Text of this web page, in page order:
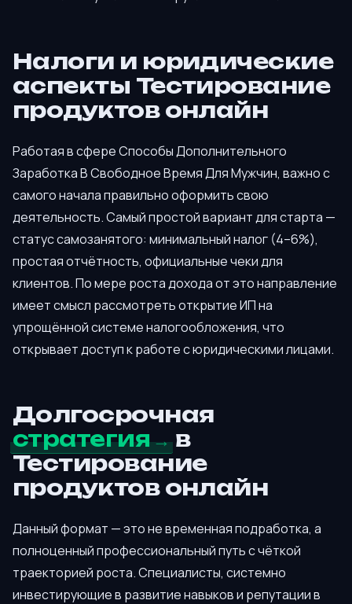
Налоги и юридические
аспекты Тестирование
продуктов онлайн
Работая в сфере Способы Дополнительного
Заработка В Свободное Время Для Мужчин, важно с
самого начала правильно оформить свою
деятельность. Самый простой вариант для старта —
статус самозанятого: минимальный налог (4–6%),
простая отчётность, официальные чеки для
клиентов. По мере роста дохода от это направление
имеет смысл рассмотреть открытие ИП на
упрощённой системе налогообложения, что
открывает доступ к работе с юридическими лицами.
Долгосрочная
стратегия
в
Тестирование
продуктов онлайн
Данный формат — это не временная подработка, а
полноценный профессиональный путь с чёткой
траекторией роста. Специалисты, системно
инвестирующие в развитие навыков и репутации в